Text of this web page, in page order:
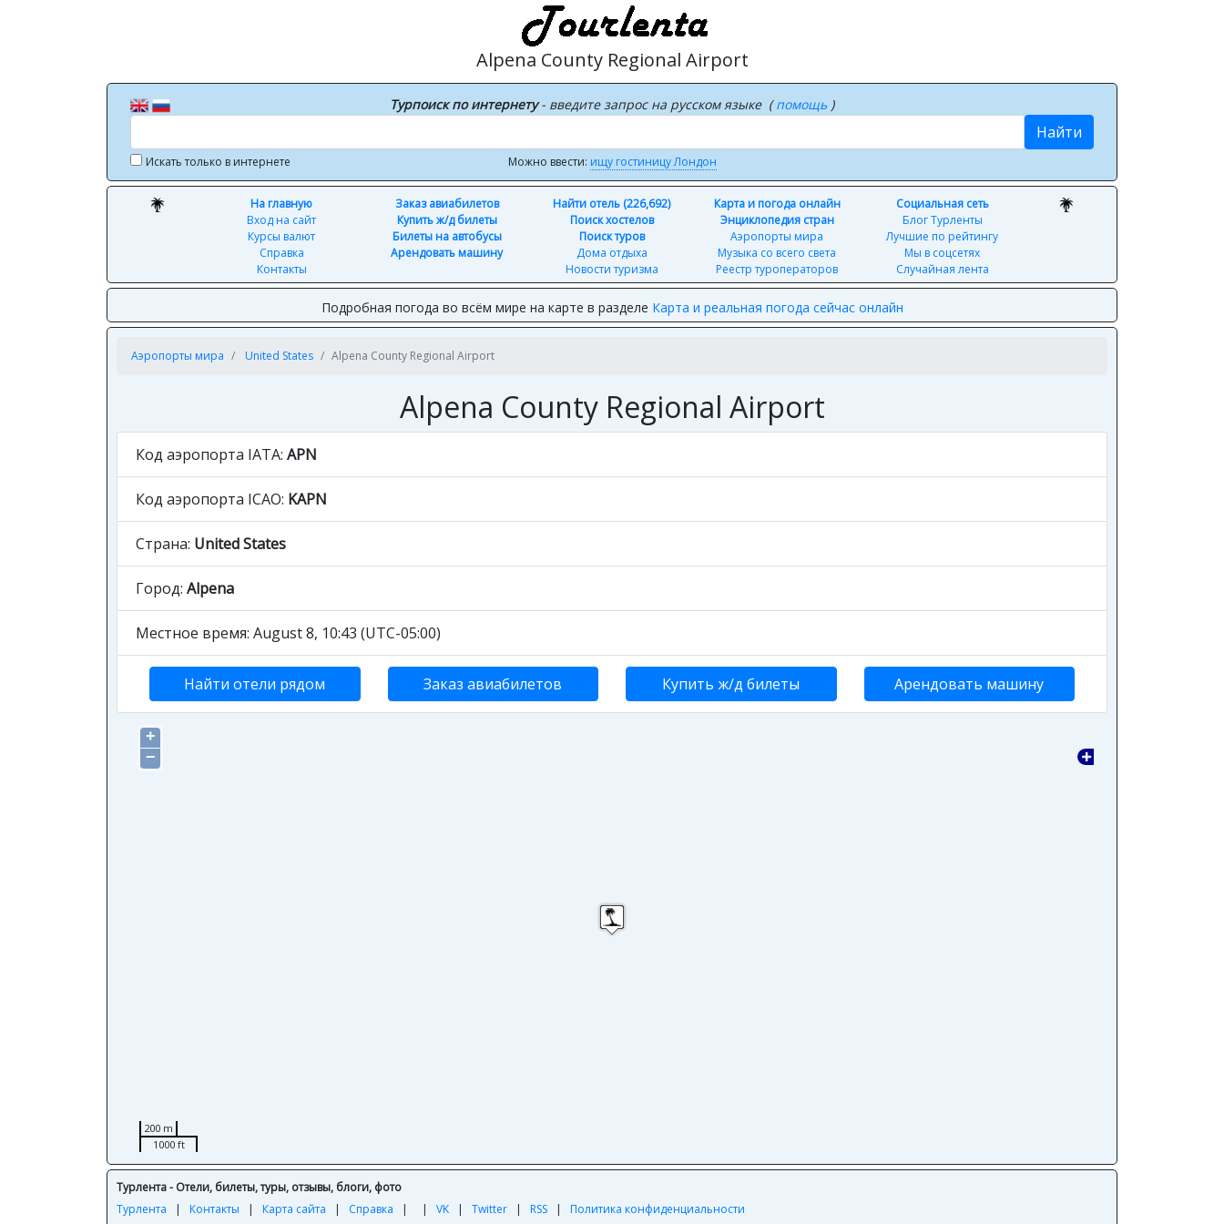
Alpena County Regional Airport
Турпоиск по интернету- введите запрос на русском языке (помощь )
Найти
Искать только в интернете Можно ввести: ищу гостиницу Лондон
На главную
Вход на сайт
Курсы валют
Справка
Контакты
Заказ авиабилетов
Купить ж/д билеты
Билеты на автобусы
Арендовать машину
Найти отель (226,692)
Поиск хостелов
Поиск туров
Дома отдыха
Новости туризма
Карта и погода онлайн
Энциклопедия стран
Аэропорты мира
Музыка со всего света
Реестр туроператоров
Социальная сеть
Блог Турленты
Лучшие по рейтингу
Мы в соцсетях
Случайная лента
Подробная погода во всём мире на карте в разделе Карта и реальная погода сейчас онлайн
Аэропорты мира United States Alpena County Regional Airport
Alpena County Regional Airport
Код аэропорта IATA: APN
Код аэропорта ICAO: KAPN
Страна: United States
Город: Alpena
Местное время: August 8, 10:43 (UTC-05:00)
Найти отели рядом Заказ авиабилетов Купить ж/д билеты Арендовать машину
+
−
200 m
1000 ft
Турлента - Отели, билеты, туры, отзывы, блоги, фото
Турлента | Контакты | Карта сайта | Справка | | VK | Twitter | RSS | Политика конфиденциальности